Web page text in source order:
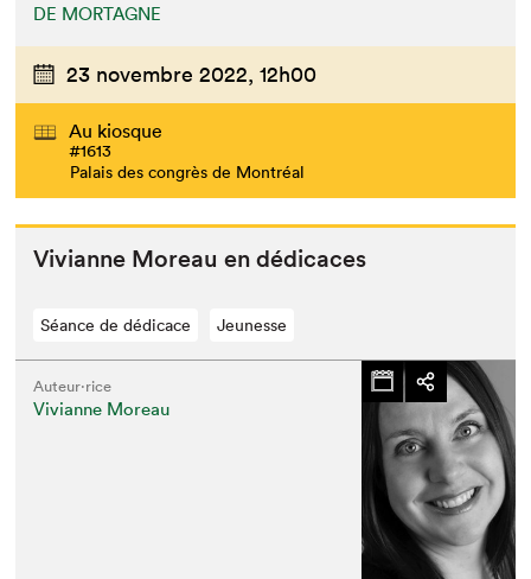
DE MORTAGNE
23 novembre 2022, 12h00
Au kiosque
#1613
Palais des congrès de Montréal
Vivianne More­au en dédicaces
Séance de dédicace Jeunesse
Auteur·rice
Vivianne Moreau